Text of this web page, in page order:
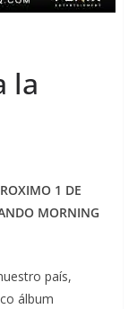
la
1 DE
MORNING
país,
álbum